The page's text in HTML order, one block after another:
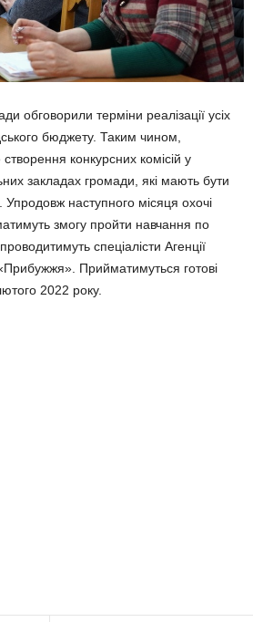
обговорили терміни реалізації усіх
бюджету. Таким чином,
конкурсних комісій у
закладах громади, які мають бути
наступного місяця охочі
змогу пройти навчання по
спеціалісти Агенції
Прийматимуться готові
2022 року.